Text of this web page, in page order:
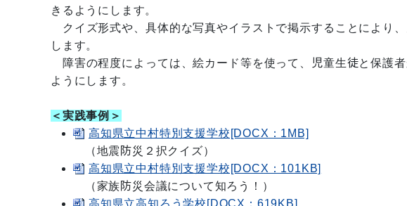
きるようにします。
クイズ形式や、具体的な写真やイラストで掲示することにより
します。
障害の程度によっては、絵カード等を使って、児童生徒と保護
ようにします。
＜実践事例＞
高知県立中村特別支援学校[DOCX：1MB]
（地震防災２択クイズ）
高知県立中村特別支援学校[DOCX：101KB]
（家族防災会議について知ろう！）
高知県立高知ろう学校[DOCX：619KB]